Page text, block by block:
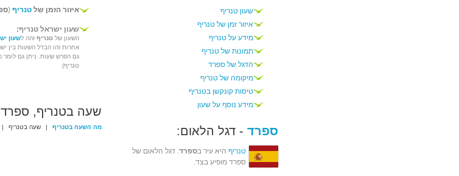
שעון טנריף
איזור זמן של טנריף
מידע על טנריף
תמונות של טנריף
הדגל של ספרד
מיקומה של טנריף
טיסות קונקשן בטנריף
מידע נוסף על שעון
ספרד - דגל הלאום:
טנריף היא עיר בספרד. דגל הלאום של
ספרד מופיע בצד.
איזור הזמן של טנריף (
שעון ישראל טנריף:
השעון של טנריף זהה לשעון
אחרות זהו הבדל השעות בין
גם הפרש שעות. ניתן גם לומר
טנריף)
שעה בטנריף, ספרד
מה השעה בטנריף | שעה בטנריף |